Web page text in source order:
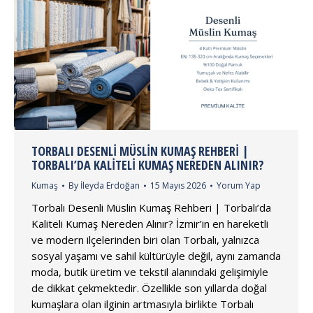
TORBALI DESENLI MÜSLIN KUMAŞ REHBERI |
TORBALI’DA KALITELI KUMAŞ NEREDEN ALINIR?
Kumaş By İleyda Erdoğan 15 Mayıs 2026 Yorum Yap
Torbalı Desenli Müslin Kumaş Rehberi | Torbalı’da
Kaliteli Kumaş Nereden Alınır? İzmir’in en hareketli
ve modern ilçelerinden biri olan Torbalı, yalnızca
sosyal yaşamı ve sahil kültürüyle değil, aynı zamanda
moda, butik üretim ve tekstil alanındaki gelişimiyle
de dikkat çekmektedir. Özellikle son yıllarda doğal
kumaşlara olan ilginin artmasıyla birlikte Torbalı